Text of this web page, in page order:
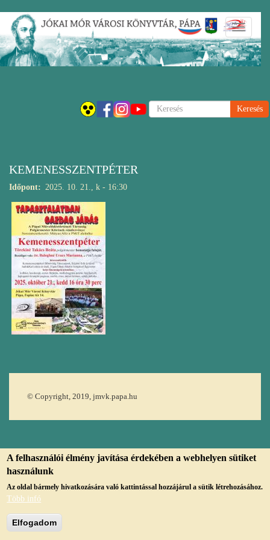
Ugrás
tartalomra
Keresés
KEMENESSZENTPÉTER
Időpont 2025. 10. 21., k - 16:30
© Copyright, 2019, jmvk.papa.hu
A felhasználói élmény javítása érdekében a webhelyen sütiket
használunk
Az oldal bármely hivatkozására való kattintással hozzájárul a sütik létrehozásához.
Több infó
Elfogadom